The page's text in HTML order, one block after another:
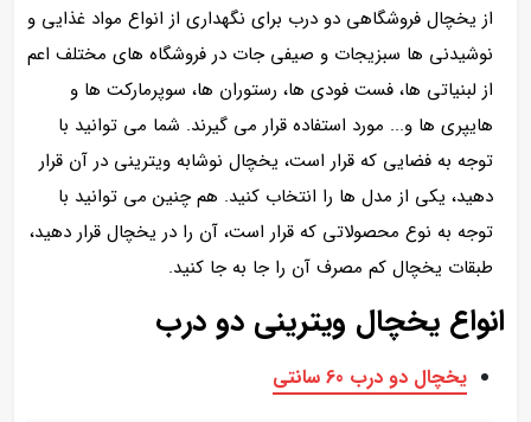
از یخچال فروشگاهی دو درب برای نگهداری از انواع مواد غذایی و
نوشیدنی ها سبزیجات و صیفی جات در فروشگاه های مختلف اعم
از لبنیاتی ها، فست فودی ها، رستوران ها، سوپرمارکت ها و
هایپری ها و... مورد استفاده قرار می گیرند. شما می توانید با
توجه به فضایی که قرار است، یخچال نوشابه ویترینی در آن قرار
دهید، یکی از مدل ها را انتخاب کنید. هم چنین می توانید با
توجه به نوع محصولاتی که قرار است، آن را در یخچال قرار دهید،
طبقات یخچال کم مصرف آن را جا به جا کنید.
انواع یخچال ویترینی دو درب
یخچال دو درب 60 سانتی